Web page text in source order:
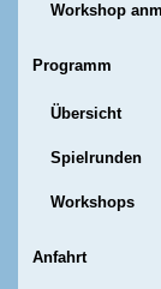
Workshop
Programm
Übersicht
Spielrunden
Workshops
Anfahrt